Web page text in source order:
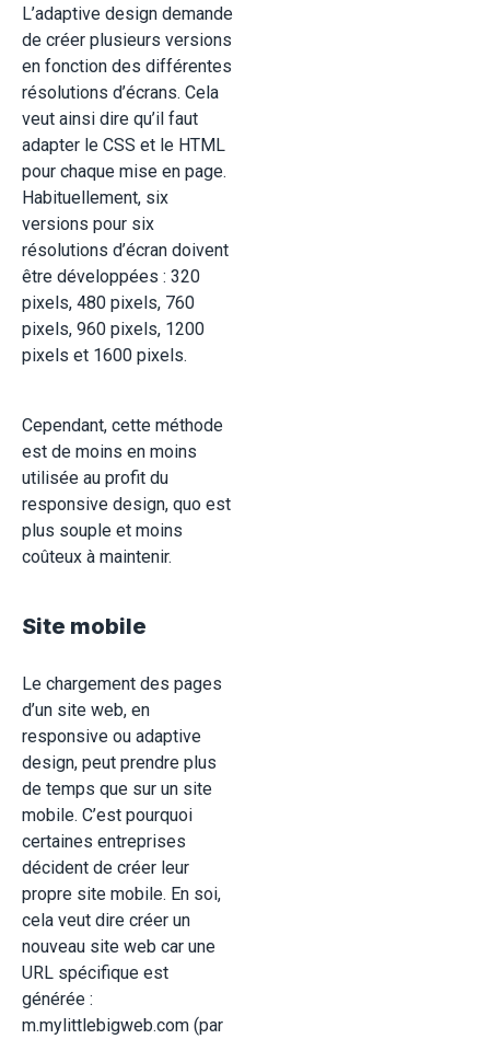
L’adaptive design demande
de créer plusieurs versions
en fonction des différentes
résolutions d’écrans. Cela
veut ainsi dire qu’il faut
adapter le CSS et le HTML
pour chaque mise en page.
Habituellement, six
versions pour six
résolutions d’écran doivent
être développées : 320
pixels, 480 pixels, 760
pixels, 960 pixels, 1200
pixels et 1600 pixels.
Cependant, cette méthode
est de moins en moins
utilisée au profit du
responsive design, quo est
plus souple et moins
coûteux à maintenir.
Site mobile
Le chargement des pages
d’un site web, en
responsive ou adaptive
design, peut prendre plus
de temps que sur un site
mobile. C’est pourquoi
certaines entreprises
décident de créer leur
propre site mobile. En soi,
cela veut dire créer un
nouveau site web car une
URL spécifique est
générée :
m.mylittlebigweb.com (par